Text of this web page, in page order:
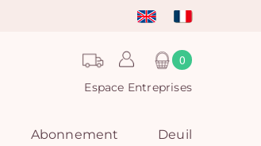
0
Espace Entreprises
Abonnement Deuil